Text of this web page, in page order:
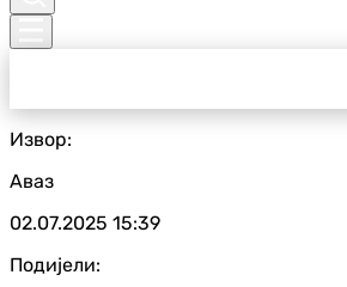
Извор:
Аваз
02.07.2025 15:39
Подијели: